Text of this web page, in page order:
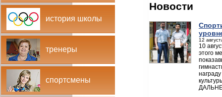
история школы
тренеры
спортсмены
Новости
12
10
этого